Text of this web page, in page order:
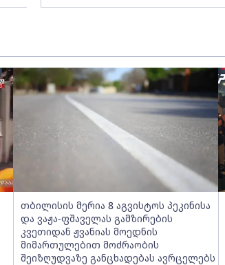
თბილისის მერია 8 აგვისტოს პეკინისა
და ვაჟა-ფშაველას გამზირების
კვეთიდან ჟვანიას მოედნის
მიმართულებით მოძრაობის
შეიზღუდვაზე განცხადებას ავრცელებს